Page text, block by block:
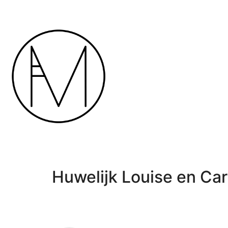
Huwelijk Louise en